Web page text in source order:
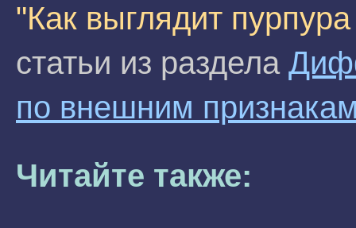
"Как выглядит
статьи из раздела
по внешним
Читайте также: